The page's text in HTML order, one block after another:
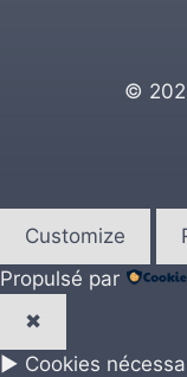
©
Customize
Propulsé par
✖
► Cookies